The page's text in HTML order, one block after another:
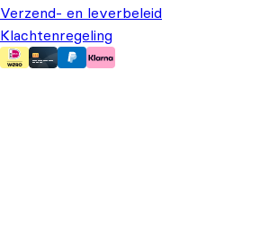
Verzend- en leverbeleid
Klachtenregeling